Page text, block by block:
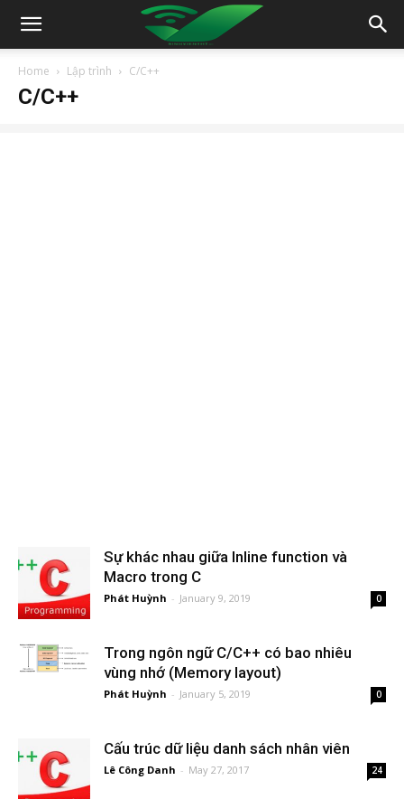
Home Lập trình C/C++
C/C++
Sự khác nhau giữa Inline function và
Macro trong C
Phát Huỳnh - January 9, 2019 0
Trong ngôn ngữ C/C++ có bao nhiêu
vùng nhớ (Memory layout)
Phát Huỳnh - January 5, 2019 0
Cấu trúc dữ liệu danh sách nhân viên
Lê Công Danh - May 27, 2017 24